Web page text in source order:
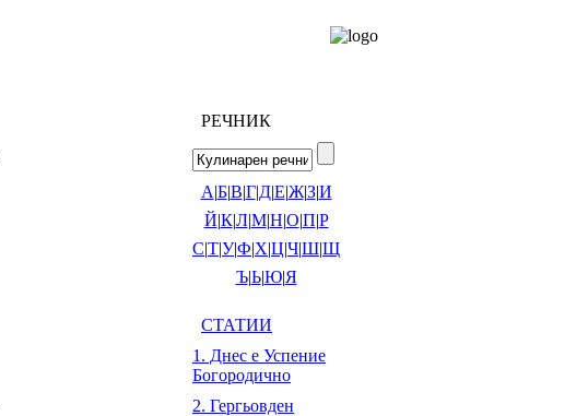
РЕЧНИК
А|Б|В|Г|Д|Е|Ж|З|И
Й|К|Л|М|Н|О|П|Р
С|Т|У|Ф|Х|Ц|Ч|Ш|Щ
Ъ|Ь|Ю|Я
СТАТИИ
1. Днес е Успение
Богородично
2. Гергьовден